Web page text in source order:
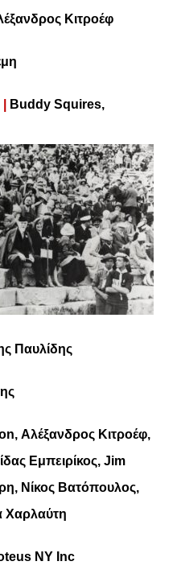
Κιτροέφ
Buddy Squires,
Παυλίδης
Αλέξανδρος Κιτροέφ,
Εμπειρίκος, Jim
Νίκος Βατόπουλος,
Χαρλαύτη
NY Inc